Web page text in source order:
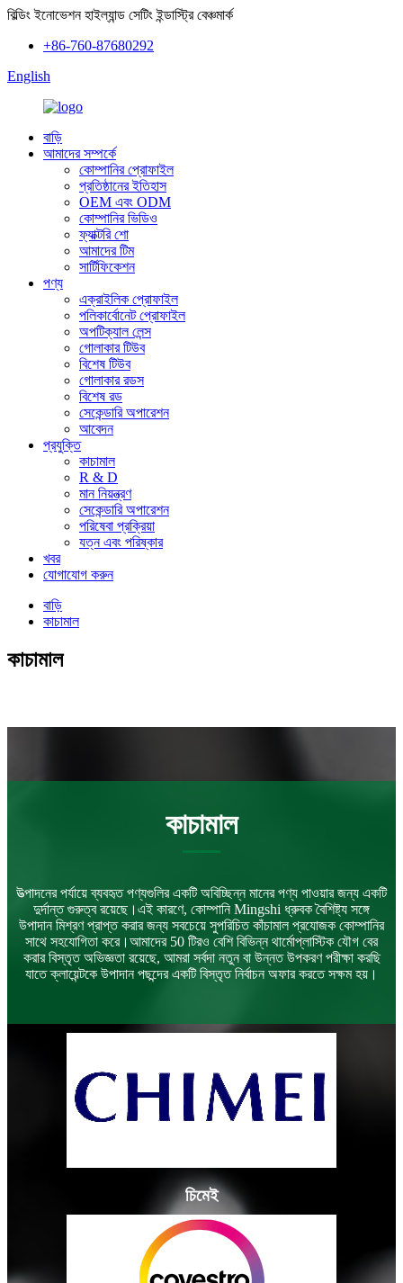
বিল্ডিং ইনোভেশন হাইল্যান্ড সেটিং ইন্ডাস্ট্রি বেঞ্চমার্ক
+86-760-87680292
English
বাড়ি
আমাদের সম্পর্কে
কোম্পানির প্রোফাইল
প্রতিষ্ঠানের ইতিহাস
OEM এবং ODM
কোম্পানির ভিডিও
ফ্যাক্টরি শো
আমাদের টিম
সার্টিফিকেশন
পণ্য
এক্রাইলিক প্রোফাইল
পলিকার্বোনেট প্রোফাইল
অপটিক্যাল লেন্স
গোলাকার টিউব
বিশেষ টিউব
গোলাকার রডস
বিশেষ রড
সেকেন্ডারি অপারেশন
আবেদন
প্রযুক্তি
কাচামাল
R & D
মান নিয়ন্ত্রণ
সেকেন্ডারি অপারেশন
পরিষেবা প্রক্রিয়া
যত্ন এবং পরিষ্কার
খবর
যোগাযোগ করুন
বাড়ি
কাচামাল
কাচামাল
কাচামাল
উত্পাদনের পর্যায়ে ব্যবহৃত পণ্যগুলির একটি অবিচ্ছিন্ন মানের পণ্য পাওয়ার জন্য একটি
দুর্দান্ত গুরুত্ব রয়েছে।এই কারণে, কোম্পানি Mingshi ধ্রুবক বৈশিষ্ট্য সঙ্গে
উপাদান মিশ্রণ প্রাপ্ত করার জন্য সবচেয়ে সুপরিচিত কাঁচামাল প্রযোজক কোম্পানির
সাথে সহযোগিতা করে।আমাদের 50 টিরও বেশি বিভিন্ন থার্মোপ্লাস্টিক যৌগ বের
করার বিস্তৃত অভিজ্ঞতা রয়েছে, আমরা সর্বদা নতুন বা উন্নত উপকরণ পরীক্ষা করছি
যাতে ক্লায়েন্টকে উপাদান পছন্দের একটি বিস্তৃত নির্বাচন অফার করতে সক্ষম হয়।
চিমেই